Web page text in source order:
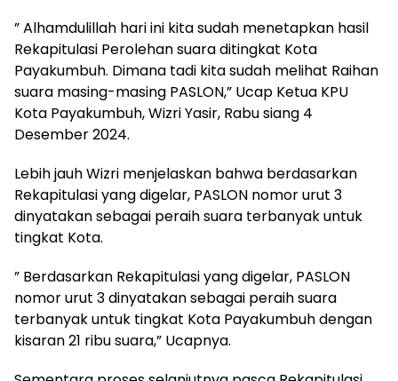
” Alhamdulillah hari ini kita sudah menetapkan hasil
Rekapitulasi Perolehan suara ditingkat Kota
Payakumbuh. Dimana tadi kita sudah melihat Raihan
suara masing-masing PASLON,” Ucap Ketua KPU
Kota Payakumbuh, Wizri Yasir, Rabu siang 4
Desember 2024.
Lebih jauh Wizri menjelaskan bahwa berdasarkan
Rekapitulasi yang digelar, PASLON nomor urut 3
dinyatakan sebagai peraih suara terbanyak untuk
tingkat Kota.
” Berdasarkan Rekapitulasi yang digelar, PASLON
nomor urut 3 dinyatakan sebagai peraih suara
terbanyak untuk tingkat Kota Payakumbuh dengan
kisaran 21 ribu suara,” Ucapnya.